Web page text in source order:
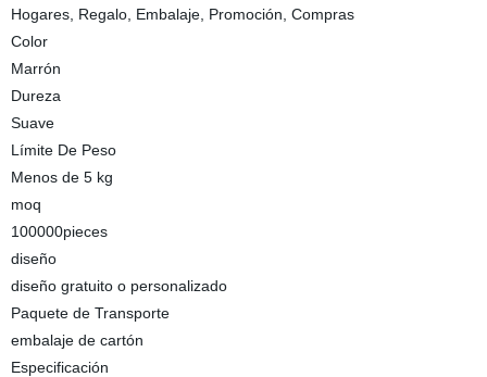
Hogares, Regalo, Embalaje, Promoción, Compras
Color
Marrón
Dureza
Suave
Límite De Peso
Menos de 5 kg
moq
100000pieces
diseño
diseño gratuito o personalizado
Paquete de Transporte
embalaje de cartón
Especificación